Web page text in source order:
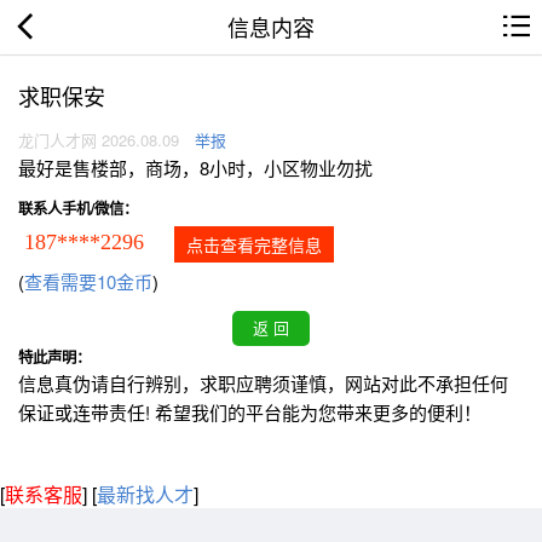
信息内容
求职保安
龙门人才网 2026.08.09 举报
最好是售楼部，商场，8小时，小区物业勿扰
联系人手机/微信：
187****2296 点击查看完整信息
(查看需要10金币)
特此声明：
信息真伪请自行辨别，求职应聘须谨慎，网站对此不承担任何
保证或连带责任! 希望我们的平台能为您带来更多的便利！
[联系客服] [最新找人才]